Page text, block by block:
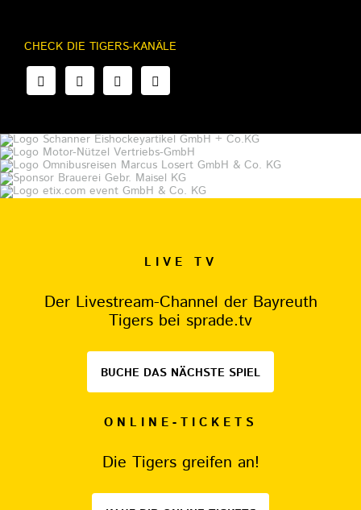
CHECK DIE TIGERS-KANÄLE
LIVE TV
Der Livestream-Channel der Bayreuth
Tigers bei sprade.tv
BUCHE DAS NÄCHSTE SPIEL
ONLINE-TICKETS
Die Tigers greifen an!